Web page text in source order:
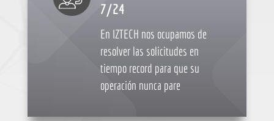
7/24
En IZTECH nos ocupamos de
resolver las solicitudes en
tiempo record para que su
operación nunca pare